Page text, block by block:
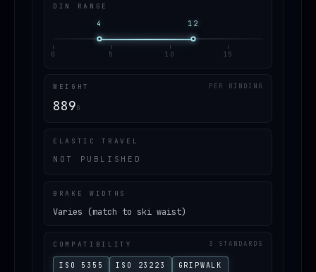
DIN RANGE
4
12
0 5 10 15
WEIGHT PER BINDING
889G
ELASTIC TRAVEL
NOT PUBLISHED
BRAKE WIDTHS
Varies (match to ski waist)
COMPATIBILITY 3 STANDARDS
ISO 5355 ISO 23223 GRIPWALK